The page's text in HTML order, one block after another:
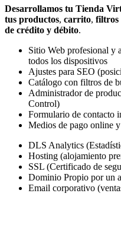
Desarrollamos tu Tienda
tus productos, carrito, filtros
de crédito y débito.
Sitio Web profesional y
todos los dispositivos
Ajustes para SEO
Catálogo con filtros de
Administrador de
Control)
Formulario de contacto
Medios de pago online
DLS Analytics
Hosting (alojamiento
SSL (Certificado de
Dominio Propio por un
Email corporativo